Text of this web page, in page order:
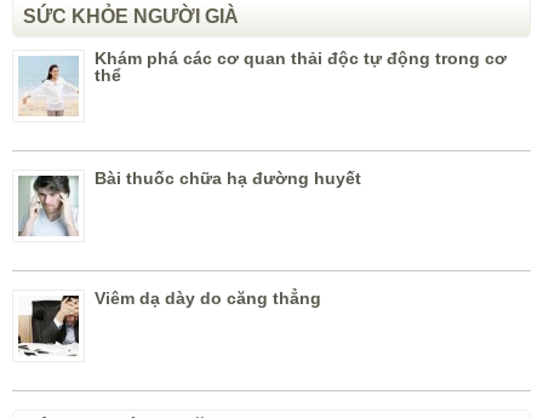
SỨC KHỎE NGƯỜI GIÀ
Khám phá các cơ quan thải độc tự động trong cơ
thể
Bài thuốc chữa hạ đường huyết
Viêm dạ dày do căng thẳng